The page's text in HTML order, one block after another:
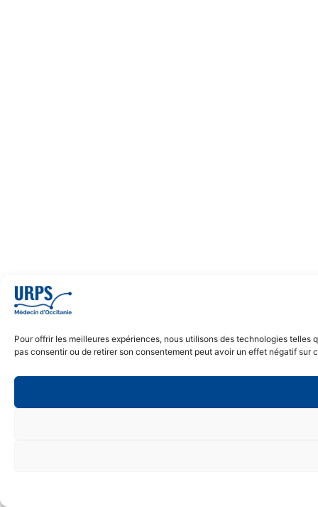
Pour offrir les meilleures expériences, nous utilisons des technologies
pas consentir ou de retirer son consentement peut avoir un effet négatif sur